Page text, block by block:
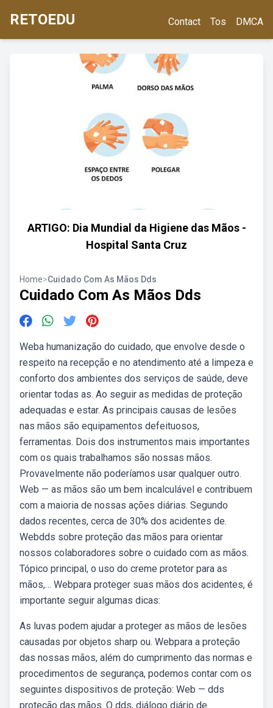
RETOEDU Contact Tos DMCA
ARTIGO: Dia Mundial da Higiene das Mãos -
Hospital Santa Cruz
Home>Cuidado Com As Mãos Dds
Cuidado Com As Mãos Dds
Weba humanização do cuidado, que envolve desde o
respeito na recepção e no atendimento até a limpeza e
conforto dos ambientes dos serviços de saúde, deve
orientar todas as. Ao seguir as medidas de proteção
adequadas e estar. As principais causas de lesões
nas mãos são equipamentos defeituosos,
ferramentas. Dois dos instrumentos mais importantes
com os quais trabalhamos são nossas mãos.
Provavelmente não poderíamos usar qualquer outro.
Web — as mãos são um bem incalculável e contribuem
com a maioria de nossas ações diárias. Segundo
dados recentes, cerca de 30% dos acidentes de.
Webdds sobre proteção das mãos para orientar
nossos colaboradores sobre o cuidado com as mãos.
Tópico principal, o uso do creme protetor para as
mãos,… Webpara proteger suas mãos dos acidentes, é
importante seguir algumas dicas:
As luvas podem ajudar a proteger as mãos de lesões
causadas por objetos sharp ou. Webpara a proteção
das nossas mãos, além do cumprimento das normas e
procedimentos de segurança, podemos contar com os
seguintes dispositivos de proteção: Web — dds
proteção das mãos. O dds, diálogo diário de